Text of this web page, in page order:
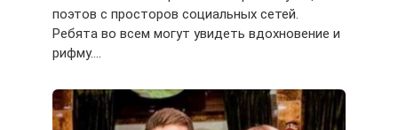
поэтов с просторов социальных сетей.
Ребята во всем могут увидеть вдохновение и
рифму….